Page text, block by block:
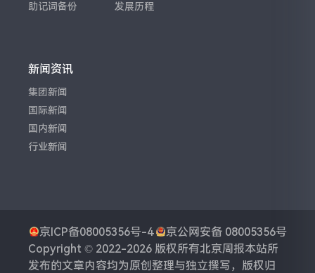
助记词备份
发展历程
新闻资讯
集团新闻
国际新闻
国内新闻
行业新闻
京ICP备08005356号-4
京公网安备 08005356号
Copyright © 2022-2026 版权所有北京周报本站所
发布的文章内容均为原创整理与独立撰写，版权归